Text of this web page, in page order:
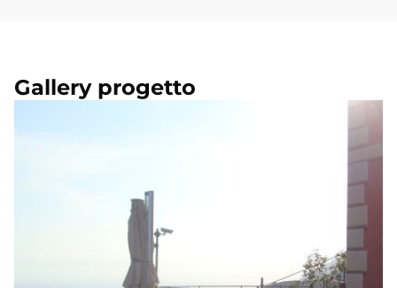
Gallery progetto